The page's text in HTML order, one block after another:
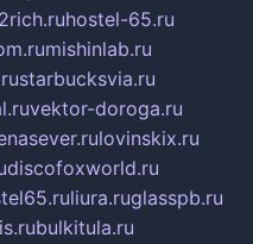
2rich.ruhostel-65.ru
mishinlab.ru
starbucksvia.ru
vektor-doroga.ru
lovinskix.ru
discofoxworld.ru
liura.ruglasspb.ru
bulkitula.ru